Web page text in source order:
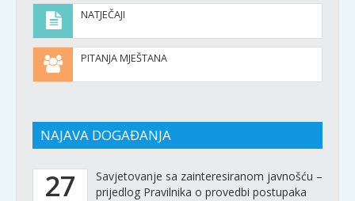
NATJEČAJI
PITANJA MJEŠTANA
NAJAVA DOGAĐANJA
27
Savjetovanje sa zainteresiranom javnošću –
prijedlog Pravilnika o provedbi postupaka